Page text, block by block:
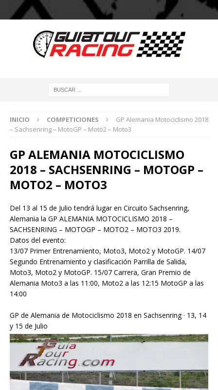
INICIO COMPETICIONES
GP Alemania Motociclismo 2018
– Sachsenring – MotoGP – Moto2 – Moto3
GP ALEMANIA MOTOCICLISMO
2018 – SACHSENRING – MOTOGP –
MOTO2 – MOTO3
Del 13 al 15 de Julio tendrá lugar en Circuito Sachsenring,
Alemania la GP ALEMANIA MOTOCICLISMO 2018 –
SACHSENRING – MOTOGP – MOTO2 – MOTO3 2019.
Datos del evento:
13/07 Primer Entrenamiento, Moto3, Moto2 y MotoGP. 14/07
Segundo Entrenamiento y clasificación Parrilla de Salida,
Moto3, Moto2 y MotoGP. 15/07 Carrera, Gran Premio de
Alemania Moto3 a las 11:00, Moto2 a las 12:15 MotoGP a las
14:00
GP de Alemania de Motociclismo 2018 en Sachsenring · 13, 14
y 15 de Julio